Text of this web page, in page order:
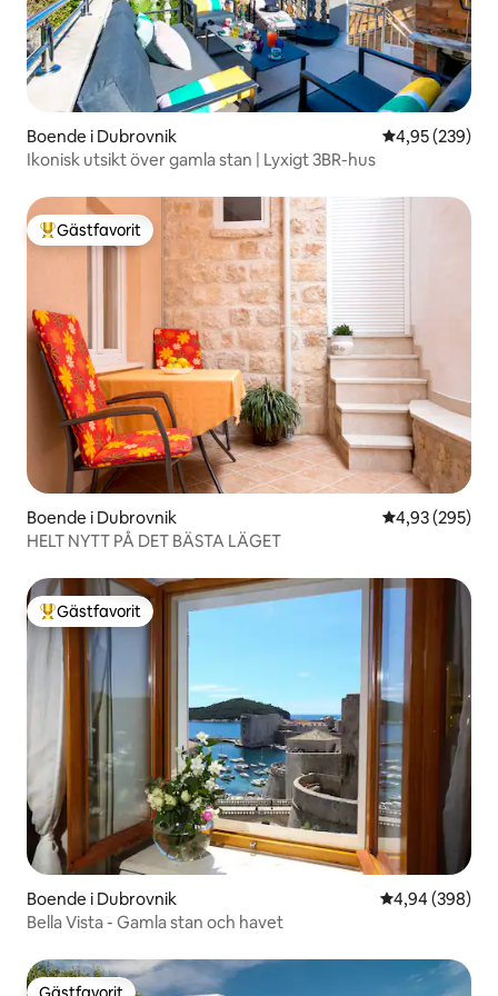
Boende i Dubrovnik 4,95 av 5 i
4,95 (239)
Ikonisk utsikt över gamla stan | Lyxigt 3BR-hus
Populär gästfavorit
Gästfavorit
Boende i Dubrovnik 4,93 av 5 i
4,93 (295)
HELT NYTT PÅ DET BÄSTA LÄGET
Populär gästfavorit
Gästfavorit
Boende i Dubrovnik 4,94 av 5 i
4,94 (398)
Bella Vista - Gamla stan och havet